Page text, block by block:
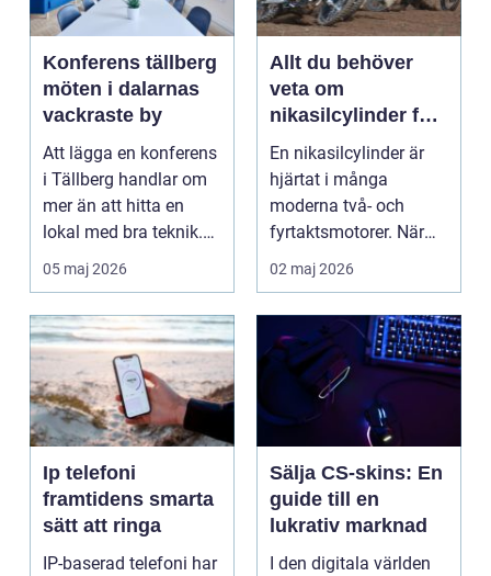
Konferens tällberg
möten i dalarnas
vackraste by
Att lägga en konferens
i Tällberg handlar om
mer än att hitta en
lokal med bra teknik.
Den lilla byn...
05 maj 2026
Allt du behöver
veta om
nikasilcylinder för
motorcykel och
snöskoter
En nikasilcylinder är
hjärtat i många
moderna två- och
fyrtaktsmotorer. När
den fungerar som den
02 maj 2026
Ip telefoni
framtidens smarta
sätt att ringa
IP-baserad telefoni har
Sälja CS-skins: En
guide till en
lukrativ marknad
I den digitala världen